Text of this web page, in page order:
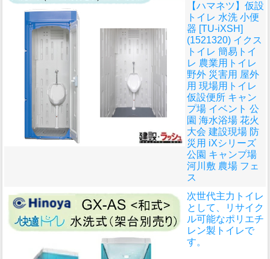
【ハマネツ】仮設
トイレ 水洗 小便
器 [TU-iXSH]
(1521320) イクス
トイレ 簡易トイ
レ 農業用トイレ
野外 災害用 屋外
用 現場用トイレ
仮設便所 キャン
プ場 イベント 公
園 海水浴場 花火
大会 建設現場 防
災用 iXシリーズ
公園 キャンプ場
河川敷 農場 フェ
ス
次世代主力トイレ
として、リサイク
ル可能なポリエチ
レン製トイレで
す。